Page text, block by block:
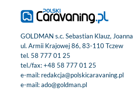
GOLDMAN s.c. Sebastian Klauz,
ul. Armii Krajowej 86, 83-110 Tczew
tel. 58 777 01 25
tel./fax:+48 58 777 01 25
e-mail: redakcja@polskicaravaning.pl
e-mail:ado@goldman.pl